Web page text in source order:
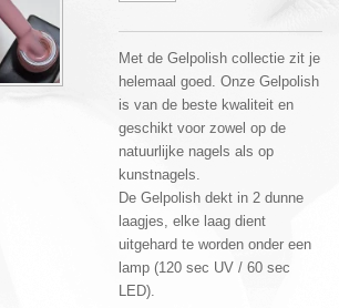
Met de Gelpolish collectie zit je
helemaal goed. Onze Gelpolish
is van de beste kwaliteit en
geschikt voor zowel op de
natuurlijke nagels als op
kunstnagels.
De Gelpolish dekt in 2 dunne
laagjes, elke laag dient
uitgehard te worden onder een
lamp (120 sec UV / 60 sec
LED).